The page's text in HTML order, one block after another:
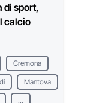
di sport,
calcio
Cremona
Mantova
...